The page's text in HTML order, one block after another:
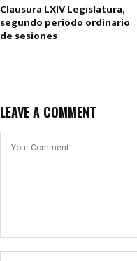
Clausura LXIV Legislatura,
segundo periodo ordinario
de sesiones
LEAVE A COMMENT